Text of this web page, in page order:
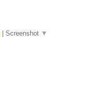
| Screenshot ▼